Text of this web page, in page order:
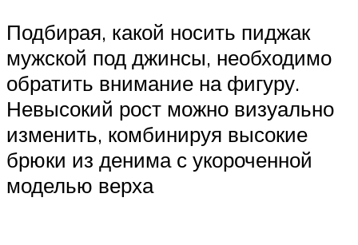
Подбирая, какой носить пиджак
мужской под джинсы, необходимо
обратить внимание на фигуру.
Невысокий рост можно визуально
изменить, комбинируя высокие
брюки из денима с укороченной
моделью верха